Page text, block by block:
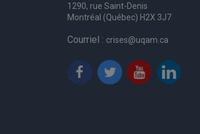
1290, rue Saint-Denis
Montréal (Québec) H2X 3J7
Courriel : crises@uqam.ca